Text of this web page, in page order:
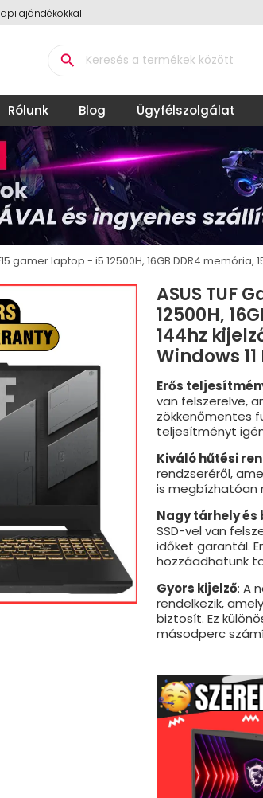
ajándékokkal
Rólunk Blog Ügyfélszolgálat
search
gamer laptop - i5 12500H, 16GB DDR4 memória,
ASUS TUF
12500H,
144hz
Windows 11
Erős
van felszerelve,
zökkenőmentes
teljesítményt
Kiváló hűtési
rendzseréről,
is megbízhatóan
Nagy tárhely
SSD-vel van
időket garantál.
hozzáadhatunk
Gyors kijelző: A
rendelkezik,
biztosít. Ez
másodperc